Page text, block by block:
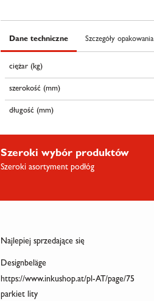
Dane techniczne Szczegóły opakowania
ciężar (kg)
szerokość (mm)
długość (mm)
Szeroki wybór produktów
Szeroki asortyment podłóg
Najlepiej sprzedające się
Designbeläge
https://www.inkushop.at/pl-AT/page/75
parkiet lity